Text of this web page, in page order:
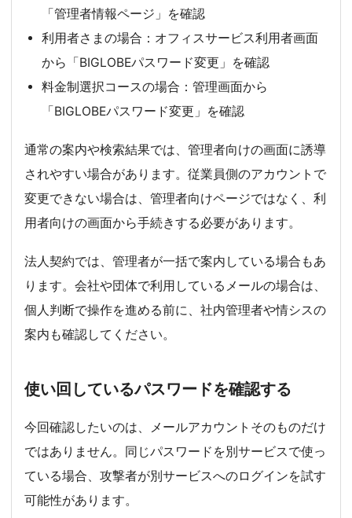
「管理者情報ページ」を確認
利用者さまの場合：オフィスサービス利用者画面
から「BIGLOBEパスワード変更」を確認
料金制選択コースの場合：管理画面から
「BIGLOBEパスワード変更」を確認
通常の案内や検索結果では、管理者向けの画面に誘導
されやすい場合があります。従業員側のアカウントで
変更できない場合は、管理者向けページではなく、利
用者向けの画面から手続きする必要があります。
法人契約では、管理者が一括で案内している場合もあ
ります。会社や団体で利用しているメールの場合は、
個人判断で操作を進める前に、社内管理者や情シスの
案内も確認してください。
使い回しているパスワードを確認する
今回確認したいのは、メールアカウントそのものだけ
ではありません。同じパスワードを別サービスで使っ
ている場合、攻撃者が別サービスへのログインを試す
可能性があります。